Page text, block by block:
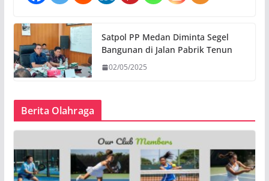
Satpol PP Medan Diminta Segel
Bangunan di Jalan Pabrik Tenun
02/05/2025
Berita Olahraga